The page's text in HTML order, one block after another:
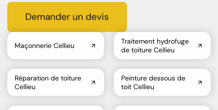
Demander un devis
Maçonnerie Cellieu
Traitement hydrofuge
de toiture Cellieu
Réparation de toiture
Cellieu
Peinture dessous de
toit Cellieu